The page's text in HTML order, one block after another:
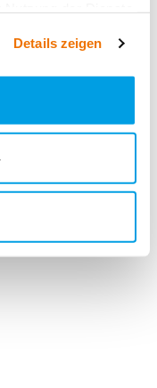
Details zeigen